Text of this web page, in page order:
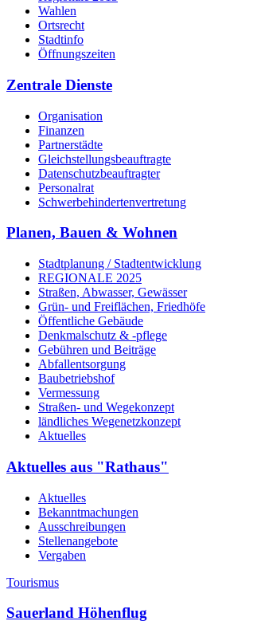
Wahlen
Ortsrecht
Stadtinfo
Öffnungszeiten
Zentrale Dienste
Organisation
Finanzen
Partnerstädte
Gleichstellungsbeauftragte
Datenschutzbeauftragter
Personalrat
Schwerbehinderten­vertretung
Planen, Bauen & Wohnen
Stadtplanung / Stadtentwicklung
REGIONALE 2025
Straßen, Abwasser, Gewässer
Grün- und Freiflächen, Friedhöfe
Öffentliche Gebäude
Denkmalschutz & -pflege
Gebühren und Beiträge
Abfallentsorgung
Baubetriebshof
Vermessung
Straßen- und Wegekonzept
ländliches Wegenetzkonzept
Aktuelles
Aktuelles aus "Rathaus"
Aktuelles
Bekanntmachungen
Ausschreibungen
Stellenangebote
Vergaben
Tourismus
Sauerland Höhenflug